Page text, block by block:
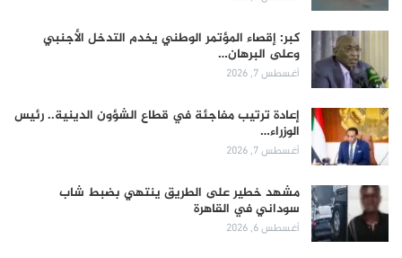
كبر: إقصاء المؤتمر الوطني يخدم التدخل الأجنبي
وعلى البرهان…
أغسطس 7, 2026
إعادة ترتيب مفاجئة في قطاع الشؤون الدينية.. رئيس
الوزراء…
أغسطس 7, 2026
مشهد خطير على الطريق ينتهي بضبط شاب
سوداني في القاهرة
أغسطس 6, 2026